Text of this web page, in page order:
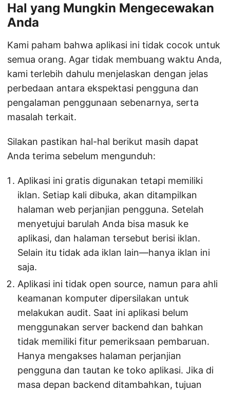
Hal yang Mungkin Mengecewakan
Anda
Kami paham bahwa aplikasi ini tidak cocok untuk
semua orang. Agar tidak membuang waktu Anda,
kami terlebih dahulu menjelaskan dengan jelas
perbedaan antara ekspektasi pengguna dan
pengalaman penggunaan sebenarnya, serta
masalah terkait.
Silakan pastikan hal-hal berikut masih dapat
Anda terima sebelum mengunduh:
Aplikasi ini gratis digunakan tetapi memiliki
iklan. Setiap kali dibuka, akan ditampilkan
halaman web perjanjian pengguna. Setelah
menyetujui barulah Anda bisa masuk ke
aplikasi, dan halaman tersebut berisi iklan.
Selain itu tidak ada iklan lain—hanya iklan ini
saja.
Aplikasi ini tidak open source, namun para ahli
keamanan komputer dipersilakan untuk
melakukan audit. Saat ini aplikasi belum
menggunakan server backend dan bahkan
tidak memiliki fitur pemeriksaan pembaruan.
Hanya mengakses halaman perjanjian
pengguna dan tautan ke toko aplikasi. Jika di
masa depan backend ditambahkan, tujuan